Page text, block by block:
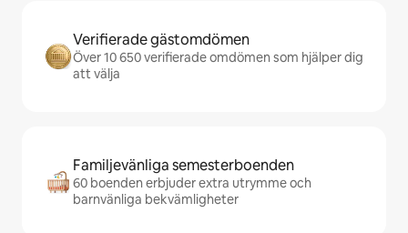
Verifierade gästomdömen
Över 10 650 verifierade omdömen som hjälper dig
att välja
Familjevänliga semesterboenden
60 boenden erbjuder extra utrymme och
barnvänliga bekvämligheter